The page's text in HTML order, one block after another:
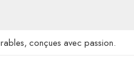
conçues avec passion.